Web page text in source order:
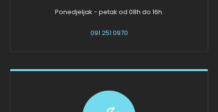
Ponedjeljak - petak od 08h do 16h.
091 251 0970